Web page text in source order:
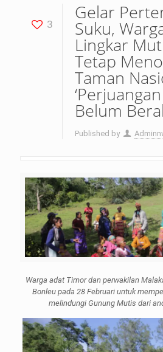
3
Gelar
Suku,
Lingkar
Tetap
Taman
Belum
Published by
Warga adat Timor dan perwakilan
Bonleu pada 28 Februari untuk
melindungi Gunung Mutis dari